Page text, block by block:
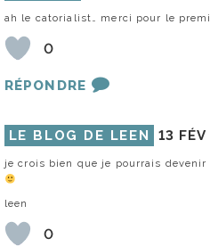
ah le catorialist… merci pour le
0
RÉPONDRE
LE BLOG DE LEEN 13
je crois bien que je pourrais
leen
0